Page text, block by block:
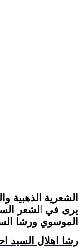
الشعرية الذهبية
يرى في الشعر
الموسوي ورشا
رشا اهلال السيد